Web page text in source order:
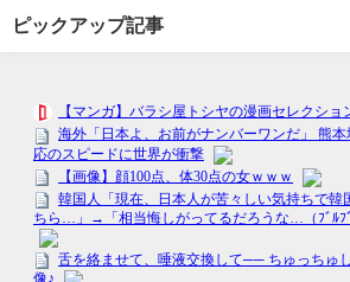
ピックアップ記事